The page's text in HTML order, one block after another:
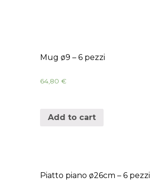
Mug ø9 – 6 pezzi
64,80€
Add to cart
Piatto piano ø26cm – 6 pezzi